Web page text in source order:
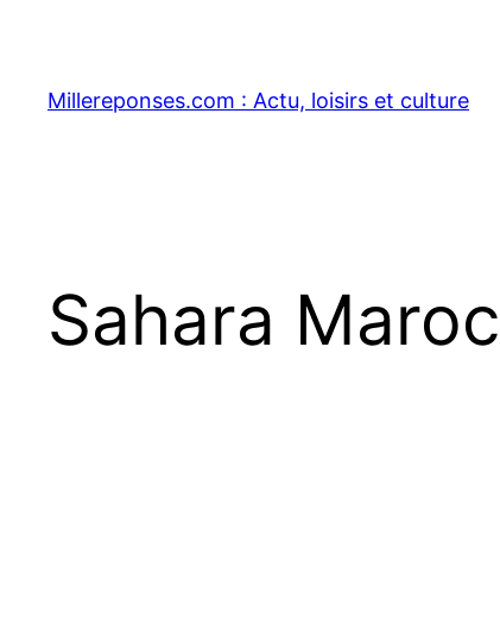
contenu
Millereponses.com : Actu, loisirs et culture
Sahara